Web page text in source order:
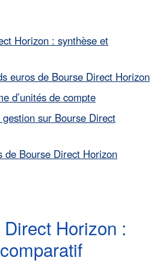
Horizon : synthèse et
euros de Bourse Direct Horizon
d’unités de compte
sur Bourse Direct
de Bourse Direct Horizon
Horizon :